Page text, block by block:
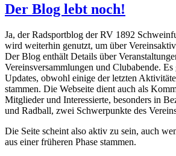
Der Blog lebt noch!
Ja, der Radsportblog der RV 1892
wird weiterhin genutzt, um über
Der Blog enthält Details über
Vereinsversammlungen und Clubabende.
Updates, obwohl einige der letzten
stammen. Die Webseite dient auch als
Mitglieder und Interessierte, besonders in
und Radball, zwei Schwerpunkte des
Die Seite scheint also aktiv zu sein, auch
aus einer früheren Phase stammen.